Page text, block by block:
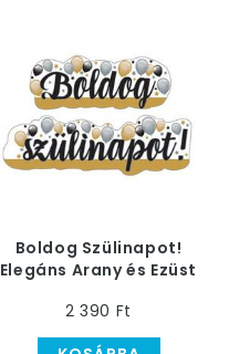
Boldog Szülinapot!
Elegáns Arany és Ezüst
Dekoráció
2 390 Ft